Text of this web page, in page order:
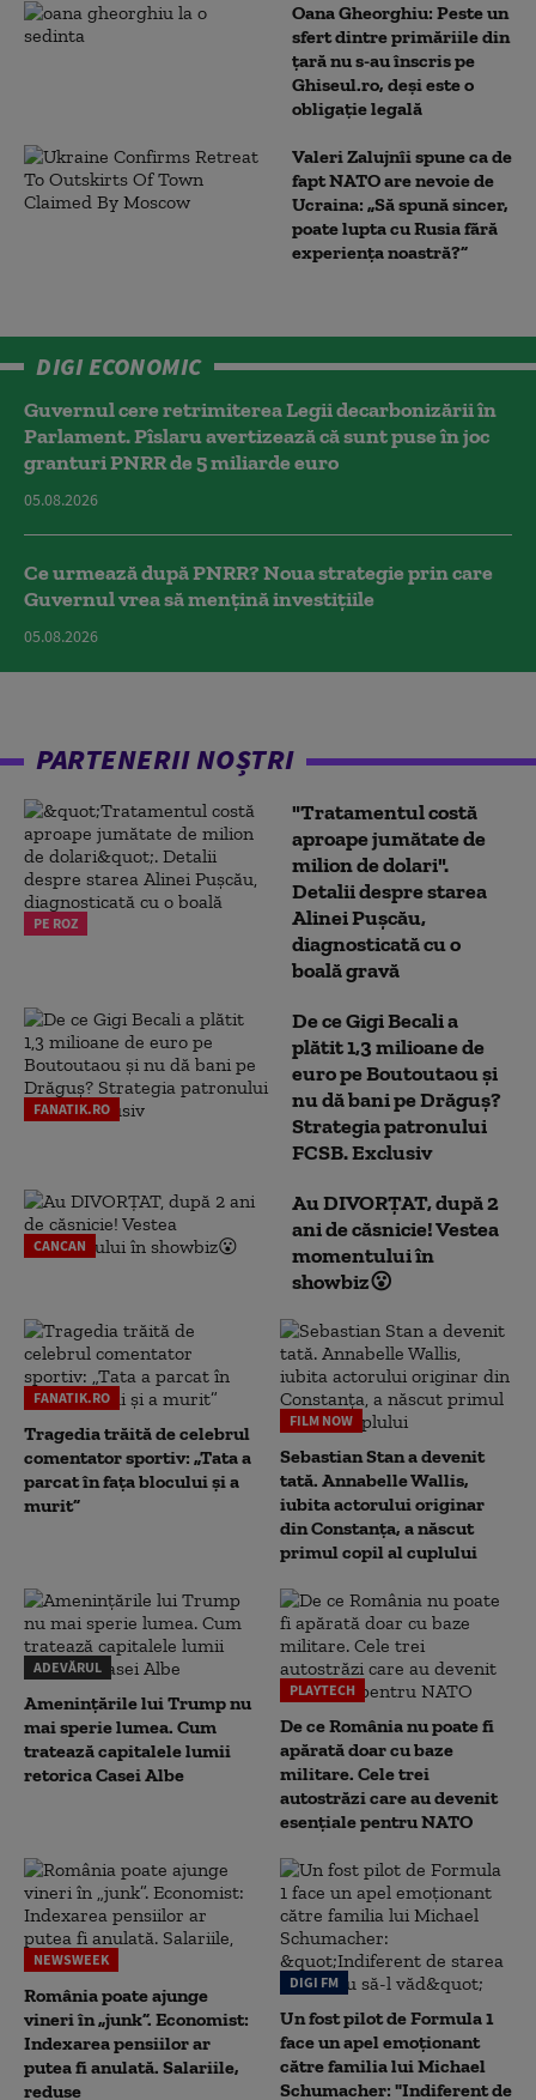
Oana Gheorghiu: Peste un
sfert dintre primăriile din
țară nu s-au înscris pe
Ghiseul.ro, deși este o
obligație legală
Valeri Zalujnîi spune ca de
fapt NATO are nevoie de
Ucraina: „Să spună sincer,
poate lupta cu Rusia fără
experiența noastră?”
DIGI ECONOMIC
Guvernul cere retrimiterea Legii decarbonizării în
Parlament. Pîslaru avertizează că sunt puse în joc
granturi PNRR de 5 miliarde euro
05.08.2026
Ce urmează după PNRR? Noua strategie prin care
Guvernul vrea să mențină investițiile
05.08.2026
PARTENERII NOȘTRI
PE ROZ
"Tratamentul costă
aproape jumătate de
milion de dolari".
Detalii despre starea
Alinei Pușcău,
diagnosticată cu o
boală gravă
FANATIK.RO
De ce Gigi Becali a
plătit 1,3 milioane de
euro pe Boutoutaou și
nu dă bani pe Drăguș?
Strategia patronului
FCSB. Exclusiv
CANCAN
Au DIVORȚAT, după 2
ani de căsnicie! Vestea
momentului în
showbiz😮
FANATIK.RO
Tragedia trăită de celebrul
comentator sportiv: „Tata a
parcat în fața blocului și a
murit”
FILM NOW
Sebastian Stan a devenit
tată. Annabelle Wallis,
iubita actorului originar
din Constanța, a născut
primul copil al cuplului
ADEVĂRUL
Amenințările lui Trump nu
mai sperie lumea. Cum
tratează capitalele lumii
retorica Casei Albe
PLAYTECH
De ce România nu poate fi
apărată doar cu baze
militare. Cele trei
autostrăzi care au devenit
esențiale pentru NATO
NEWSWEEK
România poate ajunge
vineri în „junk”. Economist:
Indexarea pensiilor ar
putea fi anulată. Salariile,
reduse
DIGI FM
Un fost pilot de Formula 1
face un apel emoționant
către familia lui Michael
Schumacher: "Indiferent de